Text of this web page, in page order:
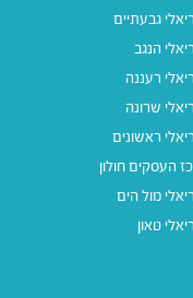
גבעתיים
הנגב
רעננה
שרונה
ראשונים
העסקים חולון
מול הים
טאון